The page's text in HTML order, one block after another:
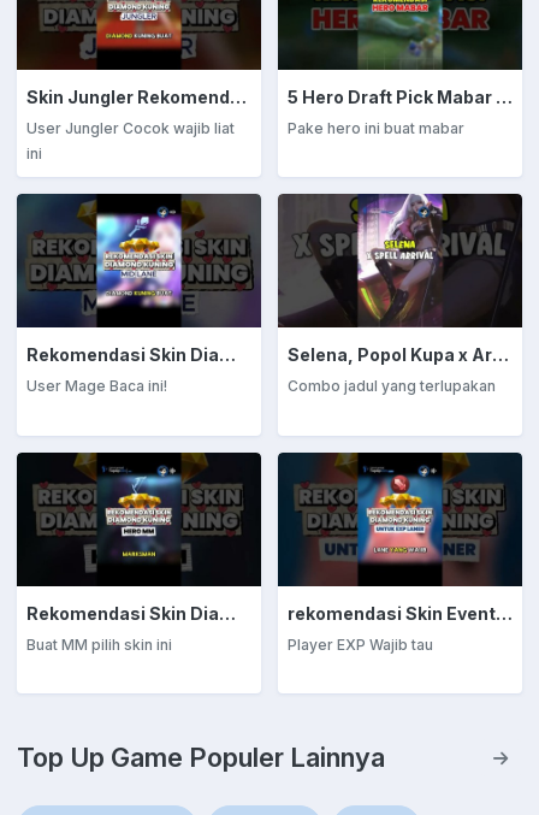
Skin Jungler Rekomendasi Diamond Kuning
User Jungler Cocok wajib liat
ini
5 Hero Draft Pick Mabar Auto Win
Pake hero ini buat mabar
Rekomendasi Skin Diamond Kuning: Mage
User Mage Baca ini!
Selena, Popol Kupa x Arrival
Combo jadul yang terlupakan
Rekomendasi Skin Diamond Kuning: Marksman
Buat MM pilih skin ini
rekomendasi Skin Event Diamond Kuning: EXP Laner
Player EXP Wajib tau
Top Up Game Populer Lainnya